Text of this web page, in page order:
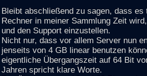
Bleibt abschließend zu sagen, dass
Rechner in meiner Sammlung Zeit
und den Support einzustellen.
Nicht nur, dass vor allem Server nun
jenseits von 4 GB linear benutzen
eigentliche Übergangszeit auf 64 Bit
Jahren spricht klare Worte.